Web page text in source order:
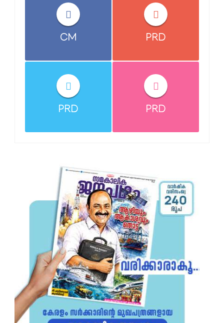
CM PRD
PRD PRD